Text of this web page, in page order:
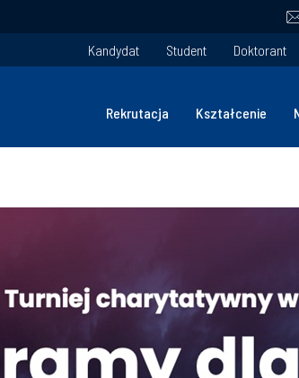
Kandydat
Student Doktorant
Rekrutacja Kształcenie